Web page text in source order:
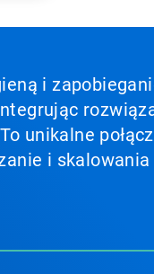
i
unikalne
i skalowania